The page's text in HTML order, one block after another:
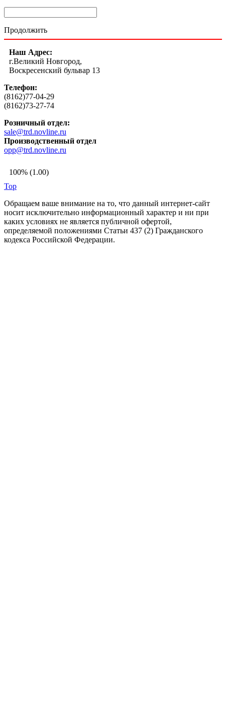
Продолжить
Наш Адрес:
г.Великий Новгород,
Воскресенский бульвар 13
Телефон:
(8162)77-04-29
(8162)73-27-74
Розничный отдел:
sale@trd.novline.ru
Производственный отдел
opp@trd.novline.ru
100% (1.00)
Top
Обращаем ваше внимание на то, что данный интернет-сайт
носит исключительно информационный характер и ни при
каких условиях не является публичной офертой,
определяемой положениями Статьи 437 (2) Гражданского
кодекса Российской Федерации.